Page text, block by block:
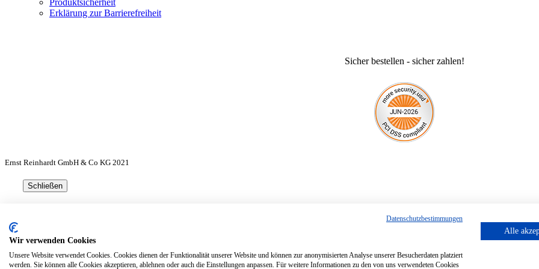
Produktsicherheit
Erklärung zur Barrierefreiheit
Sicher bestellen - sicher zahlen!
Ernst Reinhardt GmbH & Co KG 2021
Datenschutzbestimmungen
Wir verwenden Cookies
Unsere Website verwendet Cookies. Cookies dienen der Funktionalität unserer Website und können zur anonymisierten Analyse unserer Besucherdaten platziert
werden. Sie können alle Cookies akzeptieren, ablehnen oder auch die Einstellungen anpassen. Für weitere Informationen zu den von uns verwendeten Cookies
Alle
Schließen
Zum Warenkorb
Weiter einkaufen